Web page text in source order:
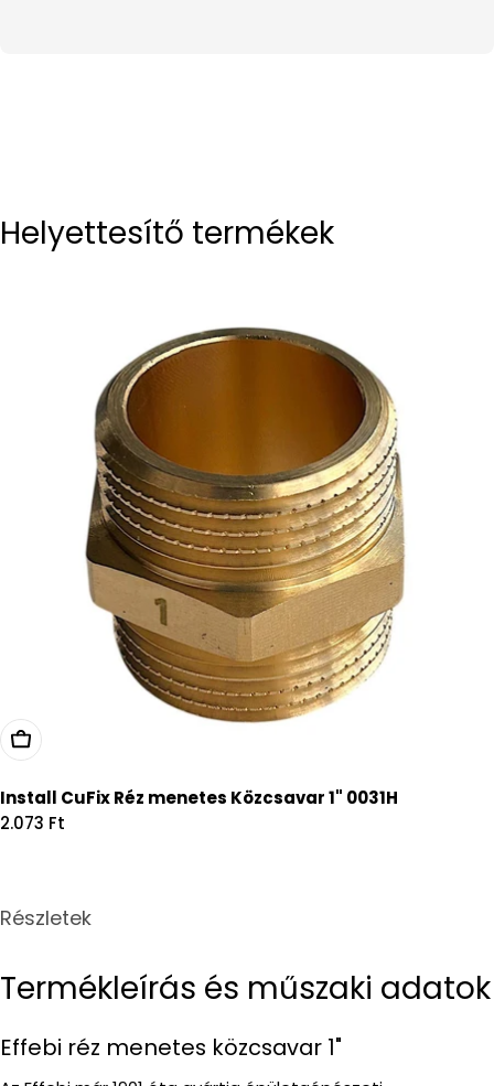
Helyettesítő termékek
Kosárba
Install CuFix Réz menetes Közcsavar 1" 0031H
Regular
2.073 Ft
Részletek
Termékleírás és műszaki adatok
Effebi réz menetes közcsavar 1"